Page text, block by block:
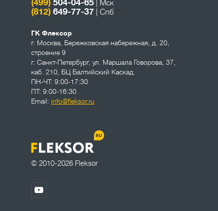
© 2010-2026 Fleksor
(499) 504-04-65 | Мск
(812) 649-77-37 | Спб
ГК Флексор
г. Москва Бережковская набережная, д. 20,
строение 9
г. Санкт-Петербург, ул. Маршала Говорова, 37,
каб. 210, БЦ Балтийский Каскад.
ПН-ЧТ: 9:00-17:30
ПТ: 9:00-16:30
Email: info@fleksor.ru